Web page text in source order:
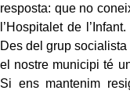
resposta: que no
l’Hospitalet de
Des del grup
el nostre municipi té
Si ens mantenim